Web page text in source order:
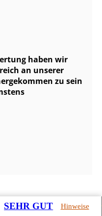
haben wir
an unserer
zu sein
SEHR GUT Hinweise